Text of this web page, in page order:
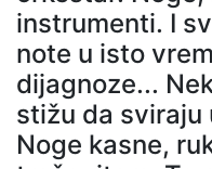
instrumenti. I
note u isto
dijagnoze...
stižu da sviraju
Noge kasne,